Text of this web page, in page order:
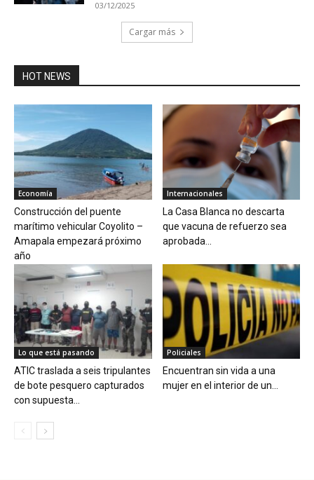
03/12/2025
Cargar más
HOT NEWS
Economía
Construcción del puente
marítimo vehicular Coyolito –
Amapala empezará próximo
año
Internacionales
La Casa Blanca no descarta
que vacuna de refuerzo sea
aprobada...
Lo que está pasando
ATIC traslada a seis tripulantes
de bote pesquero capturados
con supuesta...
Policiales
Encuentran sin vida a una
mujer en el interior de un...